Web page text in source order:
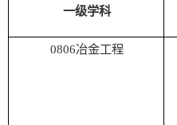
一级学科
0806冶金工程